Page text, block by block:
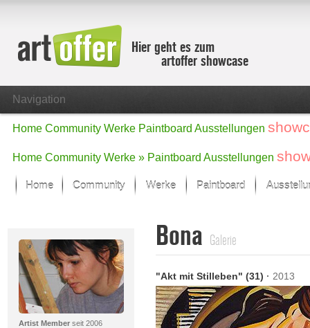
Hier geht es zum
artoffer showcase
Navigation
Home Community Werke Paintboard Ausstellungen
Home Community Werke » Paintboard Ausstellungen
Home Community Werke
Der letzte Monat im Fokus
Alle Fokus-Werke
Fokus-Werke
Neue Werke – Auswahl
Alle neuen Werke
Paintboard
Artist Memberseit 2006
Bona Galerie
"Akt mit Stilleben" (31) · 2013